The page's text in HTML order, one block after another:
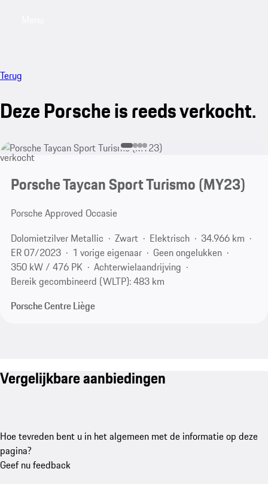
Terug
Deze Porsche is reeds verkocht.
verkocht
Porsche Taycan Sport Turismo (MY23)
Porsche Approved Occasie
Dolomietzilver Metallic
Zwart Elektrisch
34.966 km
ER 07/2023
1 vorige eigenaar
Geen ongelukken
350 kW / 476 PK
Achterwielaandrijving
Bereik gecombineerd (WLTP): 483 km
Porsche Centre Liège
Vergelijkbare aanbiedingen
Hoe tevreden bent u in het algemeen met de informatie op deze
pagina?
Geef nu feedback